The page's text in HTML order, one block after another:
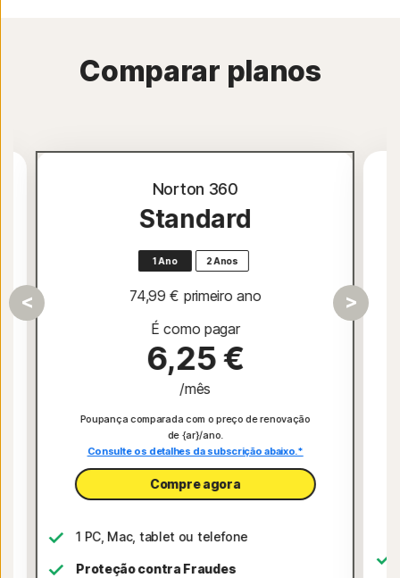
Comparar planos
Norton 360
Standard
1 Ano 2 Anos
74,99 € primeiro ano
É como pagar
6,25 €
/mês
Poupança comparada com o preço de renovação
de {ar}/ano.
Consulte os detalhes da subscrição abaixo.*
Compre agora
1 PC, Mac, tablet ou telefone
Proteção contra Fraudes